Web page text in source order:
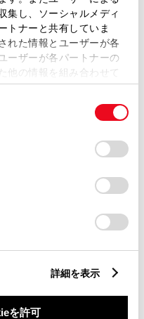
集し、ソーシャルメディ
トナーと共有していま
れた情報とユーザーが各
ーザーが各パートナーの
他の情報を組み合わせて
サイトの使用を続行する
)が保存されることに同
ッキー)のオプトアウト、
にあたっては、当社の
いについて
」をご覧くだ
詳細を表示
を許可
車検証）をご
ーズな対応
合わせ
定日を除く）